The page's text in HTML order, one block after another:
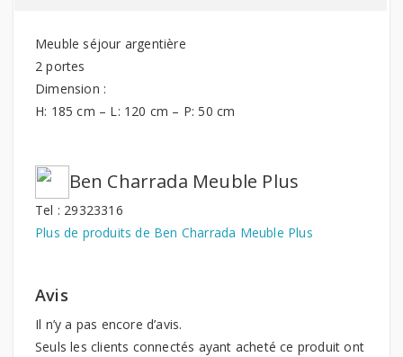
Meuble séjour argentière
2 portes
Dimension :
H: 185 cm – L: 120 cm – P: 50 cm
Ben Charrada Meuble Plus
Tel : 29323316
Plus de produits de Ben Charrada Meuble Plus
Avis
Il n’y a pas encore d’avis.
Seuls les clients connectés ayant acheté ce produit ont